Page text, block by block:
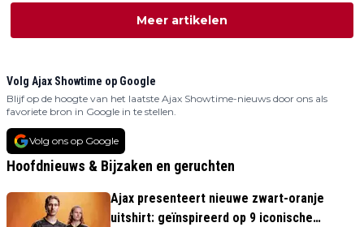
Meer artikelen
Volg Ajax Showtime op Google
Blijf op de hoogte van het laatste Ajax Showtime-nieuws door ons als
favoriete bron in Google in te stellen.
Volg ons op Google
Hoofdnieuws & Bijzaken en geruchten
Ajax presenteert nieuwe zwart-oranje
uitshirt: geïnspireerd op 9 iconische